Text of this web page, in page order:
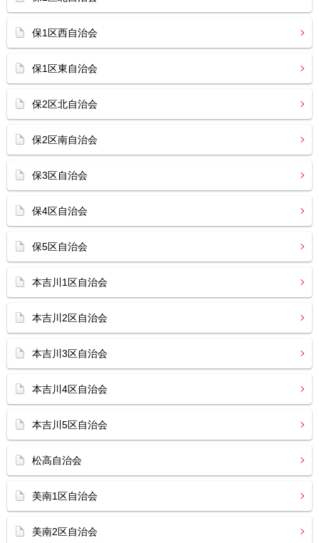
保1区西自治会
保1区東自治会
保2区北自治会
保2区南自治会
保3区自治会
保4区自治会
保5区自治会
本吉川1区自治会
本吉川2区自治会
本吉川3区自治会
本吉川4区自治会
本吉川5区自治会
松高自治会
美南1区自治会
美南2区自治会